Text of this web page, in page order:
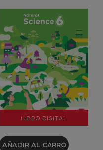
LIBRO DIGITAL
VER DETALLES
AÑADIR AL CARRO